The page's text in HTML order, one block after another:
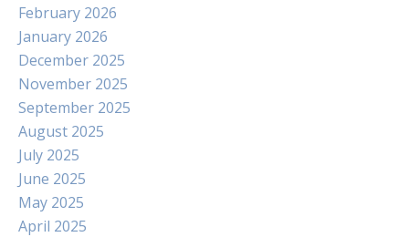
February 2026
January 2026
December 2025
November 2025
September 2025
August 2025
July 2025
June 2025
May 2025
April 2025